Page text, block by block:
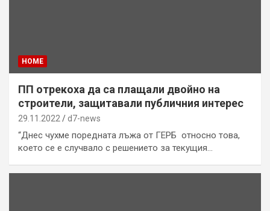
HOME
ПП отрекоха да са плащали двойно на
строители, защитавали публичния интерес
29.11.2022 d7-news
“Днес чухме поредната лъжа от ГЕРБ относно това,
което се е случвало с решението за текущия…